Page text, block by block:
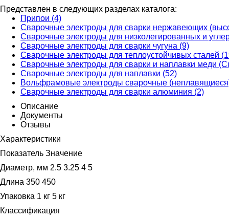
Представлен в следующих разделах каталога:
Припои (4)
Сварочные электроды для сварки нержавеющих
Сварочные электроды для низколегированных и
Сварочные электроды для сварки чугуна (9)
Сварочные электроды для теплоустойчивых сталей
Сварочные электроды для сварки и наплавки меди
Сварочные электроды для наплавки (52)
Вольфрамовые электроды сварочные
Сварочные электроды для сварки алюминия (2)
Описание
Документы
Отзывы
Характеристики
Показатель Значение
Диаметр, мм 2.5 3.25 4 5
Длина 350 450
Упаковка 1 кг 5 кг
Классификация